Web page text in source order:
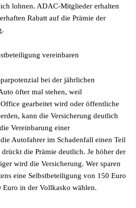
lohnen. ADAC-Mitglieder erhalten
Rabatt auf die Prämie der
vereinbaren
bei der jährlichen
öfter mal stehen, weil
gearbeitet wird oder öffentliche
kann die Versicherung deutlich
Vereinbarung einer
Autofahrer im Schadenfall einen Teil
die Prämie deutlich. Je höher der
wird die Versicherung. Wer sparen
eine Selbstbeteiligung von 150 Euro
in der Vollkasko wählen.